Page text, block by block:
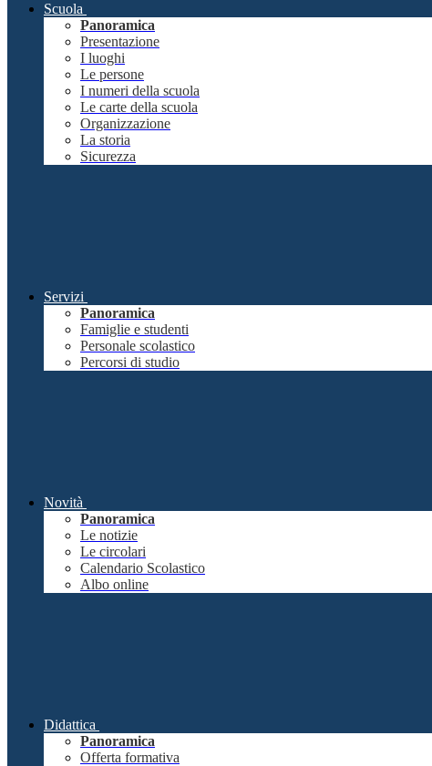
Scuola
Panoramica
Presentazione
I luoghi
Le persone
I numeri della scuola
Le carte della scuola
Organizzazione
La storia
Sicurezza
Servizi
Panoramica
Famiglie e studenti
Personale scolastico
Percorsi di studio
Novità
Panoramica
Le notizie
Le circolari
Calendario Scolastico
Albo online
Didattica
Panoramica
Offerta formativa